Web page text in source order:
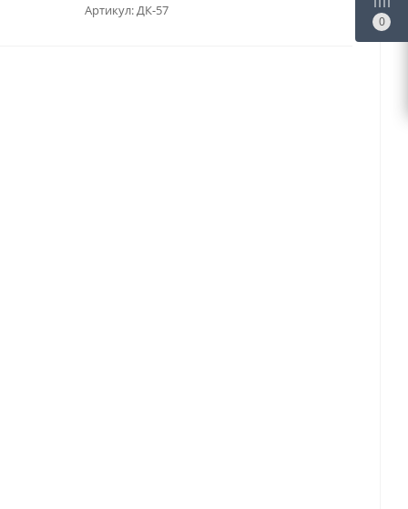
Артикул: ДК-57
0